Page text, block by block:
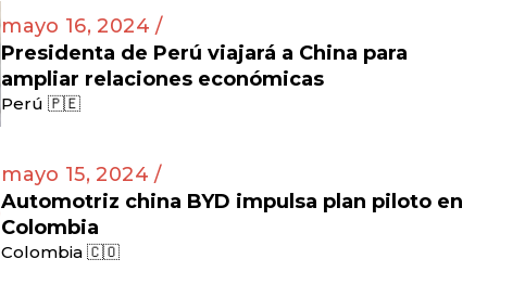
mayo 16, 2024 /
Presidenta de Perú viajará a China para
ampliar relaciones económicas
Perú 🇵🇪
mayo 15, 2024 /
Automotriz china BYD impulsa plan piloto en
Colombia
Colombia 🇨🇴